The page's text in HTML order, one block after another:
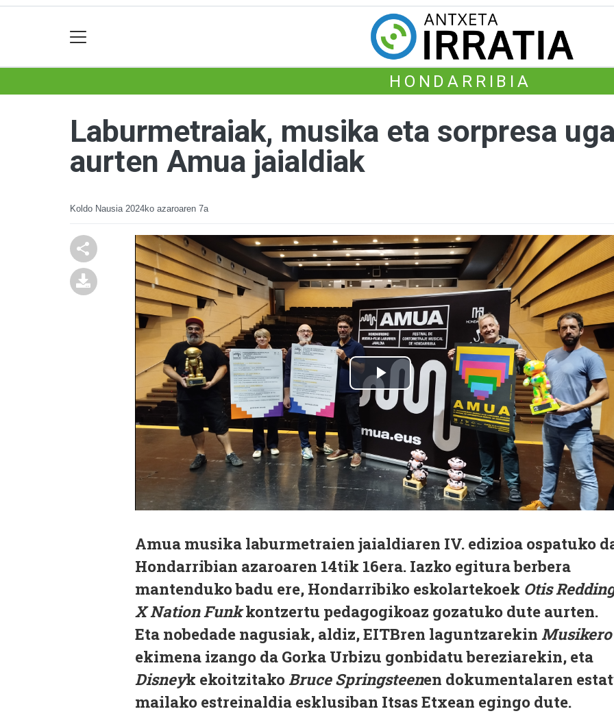
HONDARRIBIA
Laburmetraiak, musika eta sorpresa
aurten Amua jaialdiak
Koldo Nausia 2024ko azaroaren 7a
Amua musika laburmetraien jaialdiaren IV. edizioa ospatuko
Hondarribian azaroaren 14tik 16era. Iazko egitura berbera
mantenduko badu ere, Hondarribiko eskolartekoek Otis
X Nation Funkkontzertu pedagogikoaz gozatuko dute aurten.
Eta nobedade nagusiak, aldiz, EITBren laguntzarekin Musikero
ekimena izango da Gorka Urbizu gonbidatu bereziarekin, eta
Disneyk ekoitzitakoBruce Springsteenen dokumentalaren
mailako estreinaldia esklusiban Itsas Etxean egingo dute.